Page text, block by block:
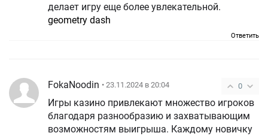
делает игру еще более увлекательной.
geometry dash
Ответить
0
FokaNoodin • 23.11.2024 в 20:04
Игры казино привлекают множество игроков
благодаря разнообразию и захватывающим
возможностям выигрыша. Каждому новичку